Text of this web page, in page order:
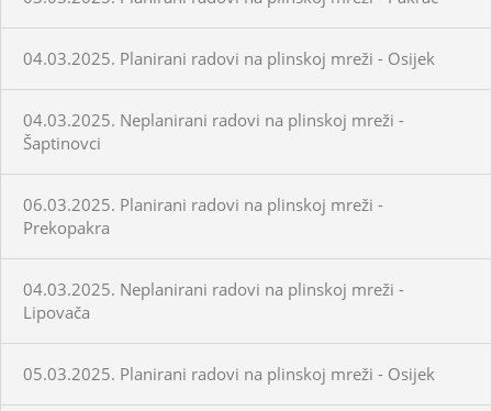
04.03.2025. Planirani radovi na plinskoj mreži - Osijek
04.03.2025. Neplanirani radovi na plinskoj mreži -
Šaptinovci
06.03.2025. Planirani radovi na plinskoj mreži -
Prekopakra
04.03.2025. Neplanirani radovi na plinskoj mreži -
Lipovača
05.03.2025. Planirani radovi na plinskoj mreži - Osijek